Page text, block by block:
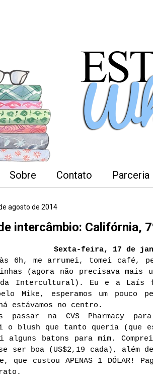
Sobre Contato Parceria
agosto de 2014
intercâmbio: Califórnia,
Sexta-feira, 17 de
6h, me arrumei, tomei café,
(agora não precisava mais
Intercultural). Eu e a Laís
Mike, esperamos um pouco
estávamos no centro.
passar na CVS Pharmacy
o blush que tanto queria (que
alguns batons para mim.
ser boa (US$2,19 cada), além
que custou APENAS 1 DÓLAR!